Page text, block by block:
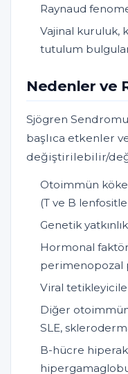
Raynaud
Vajinal kuruluk,
tutulum
Nedenler ve
Sjögren
başlıca etkenler
değiştirilebilir/
Otoimmün
(T ve B
Genetik
Hormonal
perimenopozal
Viral
Diğer
SLE,
B-hücre